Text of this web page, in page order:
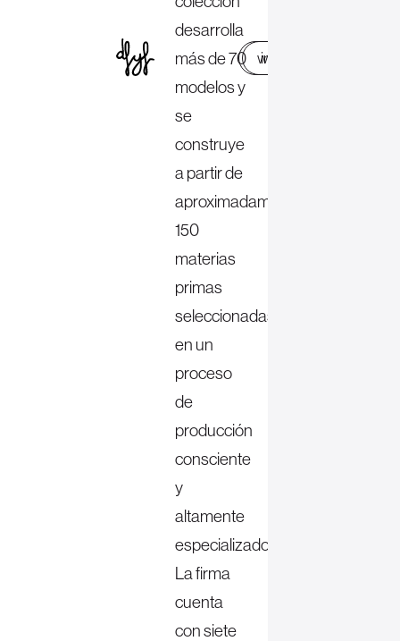
desarrolla
más de 70
modelos y
se
construye
a partir de
aproximadamente
150
materias
primas
seleccionadas,
en un
proceso
de
producción
consciente
y
altamente
especializado.
La firma
cuenta
con siete
web
instagram